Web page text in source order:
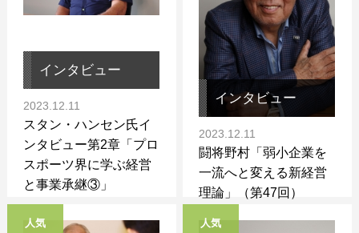
インタビュー
2023.12.11
スタン・ハンセン氏イ
ンタビュー第2章「プロ
スポーツ界に学ぶ経営
と事業承継③」
インタビュー
2023.12.11
闘将野村「弱小企業を
一流へと変える新経営
理論」（第47回）
人気 人気